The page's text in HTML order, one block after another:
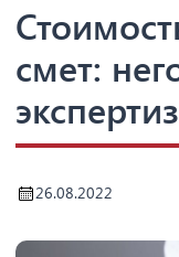
смет:
26.08.2022